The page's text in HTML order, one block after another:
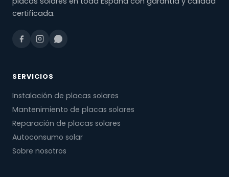
certificada.
SERVICIOS
Instalación de placas solares
Mantenimiento de placas solares
Reparación de placas solares
Autoconsumo solar
Sobre nosotros